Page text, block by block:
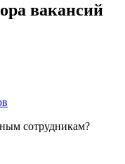
вакансий
сотрудникам?